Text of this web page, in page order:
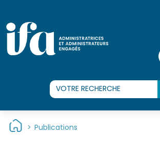
> Publications